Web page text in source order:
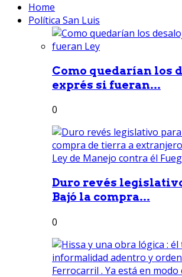
Home
Política San Luis
Como quedarían los
exprés si fueran...
0
Duro revés
Bajó la compra...
0